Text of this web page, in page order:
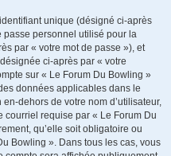
unique (désigné ci-après
passe personnel utilisé pour la
par « votre mot de passe »), et
ci-après par « votre
sur « Le Forum Du Bowling »
données applicables dans le
dehors de votre nom d’utilisateur,
courriel requise par « Le Forum Du
qu’elle soit obligatoire ou
Bowling ». Dans tous les cas, vous